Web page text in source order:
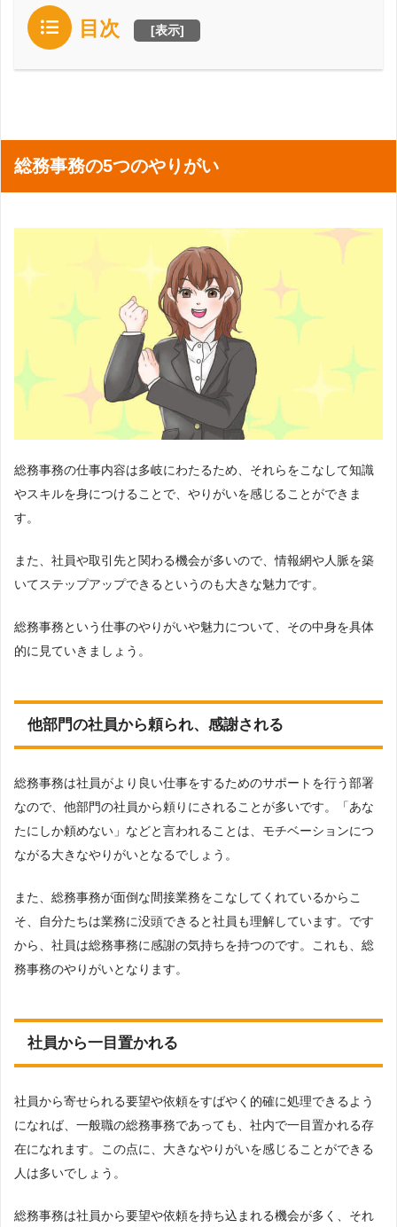
目次 [表示]
総務事務の5つのやりがい
総務事務の仕事内容は多岐にわたるため、それらをこなして知識
やスキルを身につけることで、やりがいを感じることができま
す。
また、社員や取引先と関わる機会が多いので、情報網や人脈を築
いてステップアップできるというのも大きな魅力です。
総務事務という仕事のやりがいや魅力について、その中身を具体
的に見ていきましょう。
他部門の社員から頼られ、感謝される
総務事務は社員がより良い仕事をするためのサポートを行う部署
なので、他部門の社員から頼りにされることが多いです。「あな
たにしか頼めない」などと言われることは、モチベーションにつ
ながる大きなやりがいとなるでしょう。
また、総務事務が面倒な間接業務をこなしてくれているからこ
そ、自分たちは業務に没頭できると社員も理解しています。です
から、社員は総務事務に感謝の気持ちを持つのです。これも、総
務事務のやりがいとなります。
社員から一目置かれる
社員から寄せられる要望や依頼をすばやく的確に処理できるよう
になれば、一般職の総務事務であっても、社内で一目置かれる存
在になれます。この点に、大きなやりがいを感じることができる
人は多いでしょう。
総務事務は社員から要望や依頼を持ち込まれる機会が多く、それ